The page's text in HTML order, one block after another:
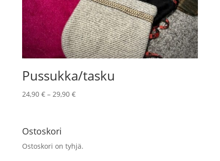
Pussukka/tasku
24,90 € – 29,90 €Hintaluokka:
Ostoskori
Ostoskori on tyhjä.